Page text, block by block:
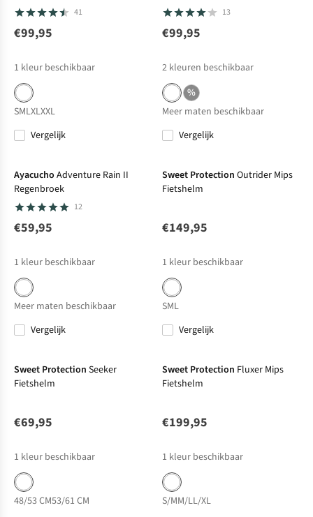
41
€99,95
1 kleur beschikbaar
SMLXLXXL
Vergelijk
13
€99,95
2 kleuren beschikbaar
%
Meer maten beschikbaar
Vergelijk
Ayacucho Adventure Rain II
Regenbroek
12
€59,95
1 kleur beschikbaar
Meer maten beschikbaar
Vergelijk
Sweet Protection Outrider Mips
Fietshelm
€149,95
1 kleur beschikbaar
SML
Vergelijk
Sweet Protection Seeker
Fietshelm
€69,95
1 kleur beschikbaar
48/53 CM53/61 CM
Sweet Protection Fluxer Mips
Fietshelm
€199,95
1 kleur beschikbaar
S/MM/LL/XL